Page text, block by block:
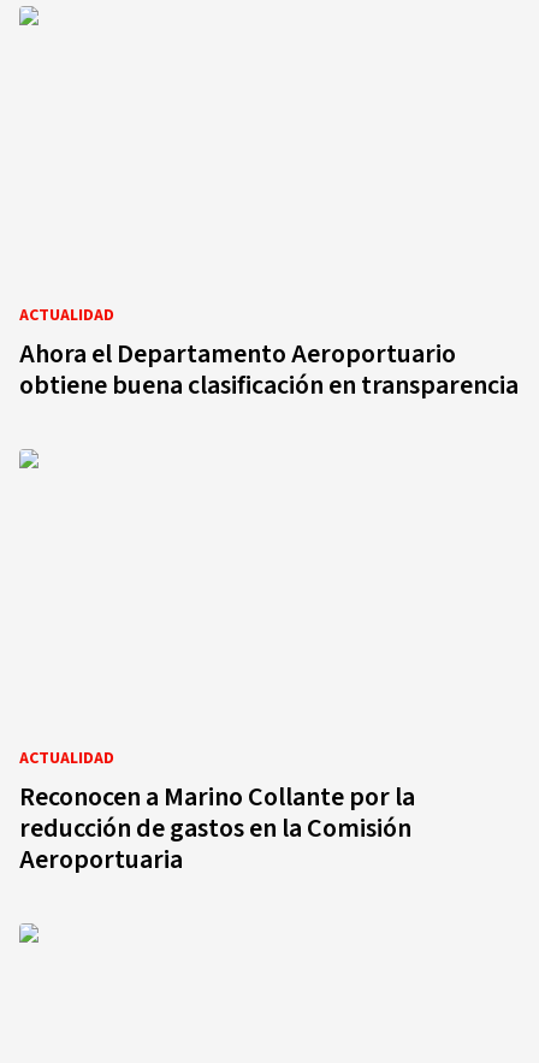
ACTUALIDAD
Ahora el Departamento Aeroportuario
obtiene buena clasificación en transparencia
ACTUALIDAD
Reconocen a Marino Collante por la
reducción de gastos en la Comisión
Aeroportuaria